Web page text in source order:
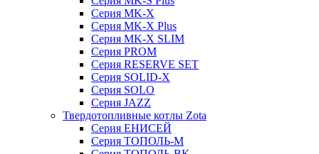
Серия MK-X
Серия MK-X Plus
Серия MK-X SLIM
Серия PROM
Серия RESERVE SET
Серия SOLID-X
Серия SOLO
Серия JAZZ
Твердотопливные котлы Zota
Серия ЕНИСЕЙ
Серия ТОПОЛЬ-М